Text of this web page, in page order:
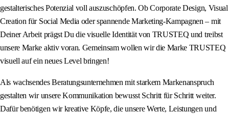
gestalterisches Potenzial voll auszuschöpfen. Ob Corporate Design, Visual
Creation für Social Media oder spannende Marketing-Kampagnen – mit
Deiner Arbeit prägst Du die visuelle Identität von TRUSTEQ und treibst
unsere Marke aktiv voran. Gemeinsam wollen wir die Marke TRUSTEQ
visuell auf ein neues Level bringen!
Als wachsendes Beratungsunternehmen mit starkem Markenanspruch
gestalten wir unsere Kommunikation bewusst Schritt für Schritt weiter.
Dafür benötigen wir kreative Köpfe, die unsere Werte, Leistungen und